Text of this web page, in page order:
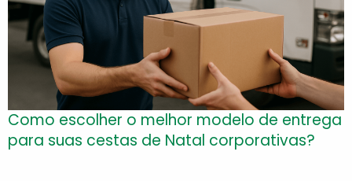
Como escolher o melhor modelo de entrega
para suas cestas de Natal corporativas?